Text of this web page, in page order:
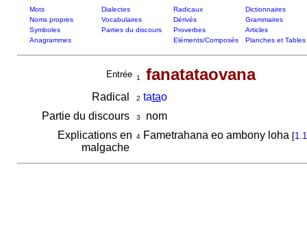
Mots Dialectes Radicaux
Dictionnaires
Noms propres
Vocabulaires Dérivés
Grammaires
Symboles
Parties du discours Proverbes
Articles
Anagrammes
Eléments/Composés Planches et Tables
Entrée 1 fanatataovana
Radical 2 tatao
Partie du discours
3
nom
Explications en
malgache
4Fametrahana eo ambony loha [1.1